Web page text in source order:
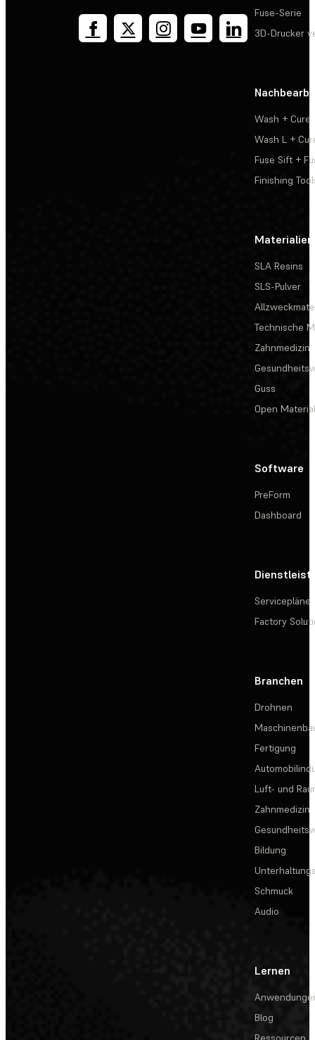
Fuse-Serie
3D-Drucker
Wash + Cure
Wash L +
Fuse Sift +
Finishing
Materialien
SLA Resins
SLS-Pulver
Technische
Zahnmedizin
Guss
Open
Software
PreForm
Dashboard
Servicepläne
Factory
Branchen
Drohnen
Fertigung
Luft- und
Zahnmedizin
Bildung
Schmuck
Audio
Lernen
Blog